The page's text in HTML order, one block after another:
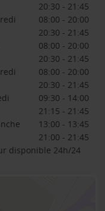
20:30 - 21:45
08:00 - 20:00
20:30 - 21:45
08:00 - 20:00
20:30 - 21:45
08:00 - 20:00
20:30 - 21:45
09:30 - 14:00
21:15 - 21:45
13:00 - 13:45
21:00 - 21:45
disponible 24h/24